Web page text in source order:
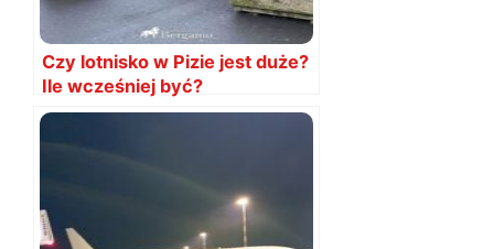
Czy lotnisko w Pizie jest duże?
Ile wcześniej być?